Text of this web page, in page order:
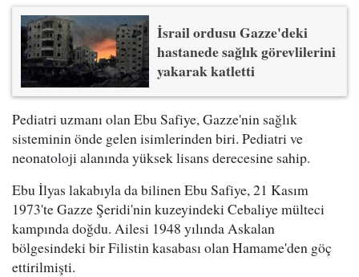
İsrail ordusu Gazze'deki
hastanede sağlık görevlilerini
yakarak katletti
Pediatri uzmanı olan Ebu Safiye, Gazze'nin sağlık
sisteminin önde gelen isimlerinden biri. Pediatri ve
neonatoloji alanında yüksek lisans derecesine sahip.
Ebu İlyas lakabıyla da bilinen Ebu Safiye, 21 Kasım
1973'te Gazze Şeridi'nin kuzeyindeki Cebaliye mülteci
kampında doğdu. Ailesi 1948 yılında Askalan
bölgesindeki bir Filistin kasabası olan Hamame'den göç
ettirilmişti.